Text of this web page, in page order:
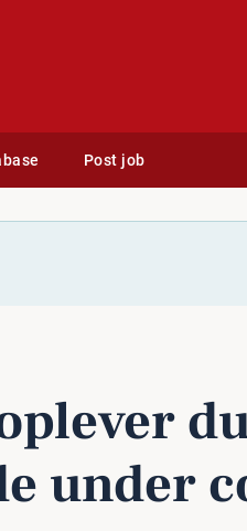
Post job
under